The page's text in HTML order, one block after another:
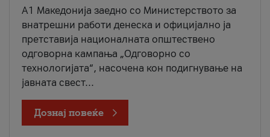
A1 Македонија заедно со Министерството за
внатрешни работи денеска и официјално ја
претставија националната општествено
одговорна кампања „Одговорно со
технологијата“, насочена кон подигнување на
јавната свест...
Дознај повеќе